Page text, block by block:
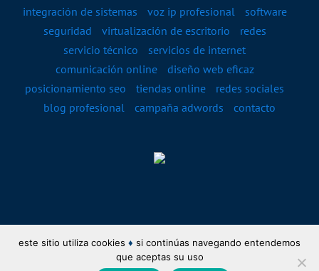
integración de sistemas
voz ip profesional
software
seguridad
virtualización de escritorio
redes
servicio técnico
servicios de internet
comunicación online
diseño web eficaz
posicionamiento seo
tiendas online
redes sociales
blog profesional
campaña adwords contacto
copyright 2017 clicbotonderecho.com todos los derechos reservados y los
izquierdos también
este sitio utiliza cookies ♦ si continúas navegando entendemos
que aceptas su uso